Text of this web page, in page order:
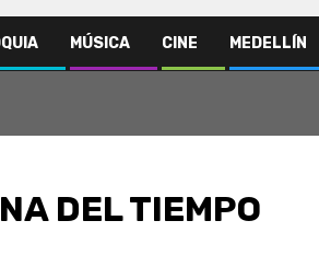
MÚSICA CINE MEDELLÍN
DEL TIEMPO